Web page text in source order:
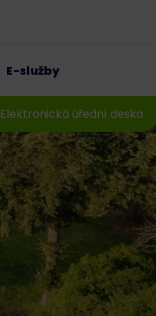
E-služby
Elektronická úřední deska